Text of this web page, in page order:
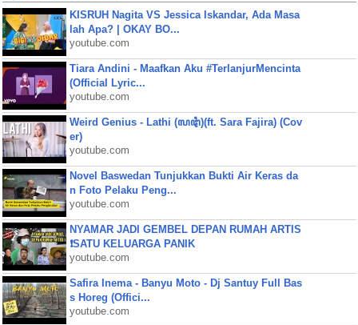
KISRUH Nagita VS Jessica Iskandar, Ada Masa
lah Apa? | OKAY BO...
youtube.com
Tiara Andini - Maafkan Aku #TerlanjurMencinta
(Official Lyric...
youtube.com
Weird Genius - Lathi (ꦭꦛꦶ)(ft. Sara Fajira) (Cov
er)
youtube.com
Novel Baswedan Tunjukkan Bukti Air Keras da
n Foto Pelaku Peng...
youtube.com
NYAMAR JADI GEMBEL DEPAN RUMAH ARTIS
❗SATU KELUARGA PANIK
youtube.com
Safira Inema - Banyu Moto - Dj Santuy Full Bas
s Horeg (Offici...
youtube.com